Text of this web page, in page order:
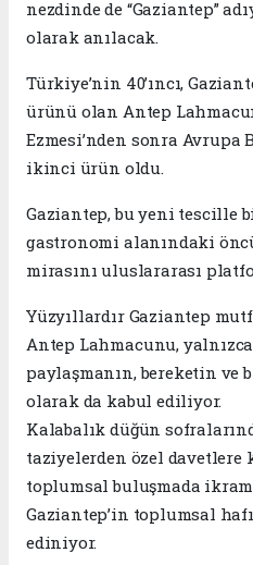
nezdinde de “Gaziantep”
olarak anılacak.
Türkiye’nin 40’ıncı,
ürünü olan Antep
Ezmesi’nden sonra
ikinci ürün oldu.
Gaziantep, bu yeni tescille
gastronomi alanındaki
mirasını uluslararası
Yüzyıllardır Gaziantep
Antep Lahmacunu,
paylaşmanın, bereketin ve
olarak da kabul ediliyor.
Kalabalık düğün
taziyelerden özel davetlere
toplumsal buluşmada
Gaziantep’in toplumsal
ediniyor.